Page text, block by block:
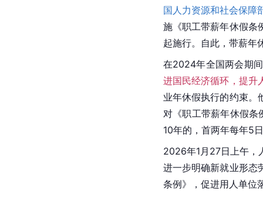
国人力资源和社会保障
施《职工带薪年休假条
起施行。自此，带薪年
在2024年全国两会期
进国民经济循环，提升
业年休假执行的约束。
对《职工带薪年休假
10年的，首两年每年5
2026年1月27日上午，
进一步明确新就业形态
条例》，促进用人单位